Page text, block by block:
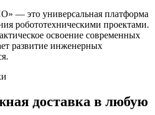
это универсальная платформа
робототехническими проектами.
освоение современных
развитие инженерных
доставка в любую